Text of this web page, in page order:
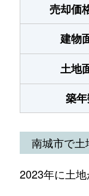
売却価
建物
土地
築
南城市で
2023年に土地